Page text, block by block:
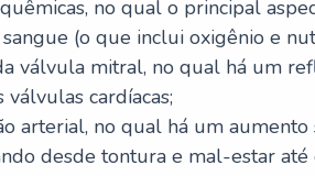
no qual o principal
(o que inclui oxigênio e
válvula mitral, no qual há um
válvulas cardíacas;
arterial, no qual há um aumento
desde tontura e mal-estar até